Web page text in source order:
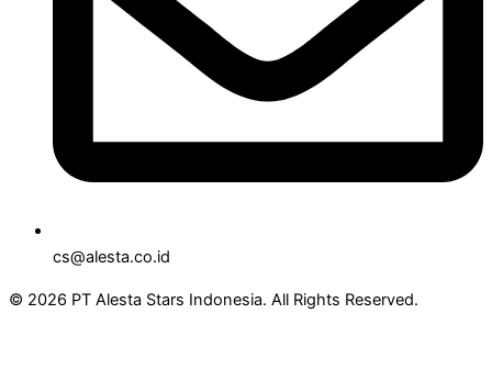
cs@alesta.co.id
© 2026 PT Alesta Stars Indonesia. All Rights Reserved.